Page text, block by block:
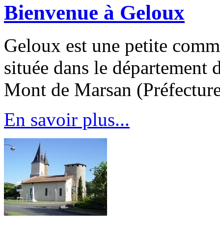
Bienvenue à Geloux
Geloux est une petite
située dans le département
Mont de Marsan
En savoir plus...